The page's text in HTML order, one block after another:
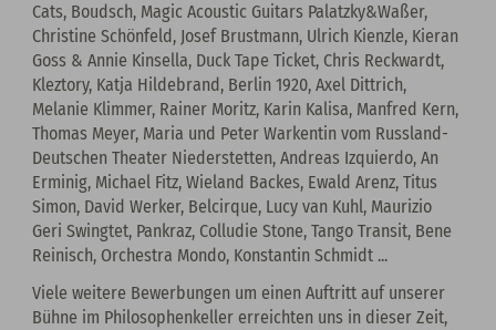
Cats, Boudsch, Magic Acoustic Guitars Palatzky&Waßer,
Christine Schönfeld, Josef Brustmann, Ulrich Kienzle, Kieran
Goss & Annie Kinsella, Duck Tape Ticket, Chris Reckwardt,
Kleztory, Katja Hildebrand, Berlin 1920, Axel Dittrich,
Melanie Klimmer, Rainer Moritz, Karin Kalisa, Manfred Kern,
Thomas Meyer, Maria und Peter Warkentin vom Russland-
Deutschen Theater Niederstetten, Andreas Izquierdo, An
Erminig, Michael Fitz, Wieland Backes, Ewald Arenz, Titus
Simon, David Werker, Belcirque, Lucy van Kuhl, Maurizio
Geri Swingtet, Pankraz, Colludie Stone, Tango Transit, Bene
Reinisch, Orchestra Mondo, Konstantin Schmidt ...
Viele weitere Bewerbungen um einen Auftritt auf unserer
Bühne im Philosophenkeller erreichten uns in dieser Zeit,